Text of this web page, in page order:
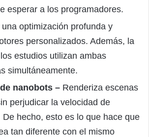
esperar a los programadores.
una optimización profunda y
personalizados. Además, la
estudios utilizan ambas
simultáneamente.
nanobots – Renderiza escenas
perjudicar la velocidad de
De hecho, esto es lo que hace que
tan diferente con el mismo